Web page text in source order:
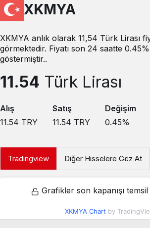
XKMYA
XKMYA anlık olarak 11,54 Türk Lirası
görmektedir. Fiyatı son 24 saatte
göstermiştir..
11.54 Türk Lirası
Alış
11.54 TRY
Satış
11.54 TRY
Değişim
0.45%
Tradingview Diğer Hisselere Göz At
Grafikler son kapanışı
XKMYA Chart by